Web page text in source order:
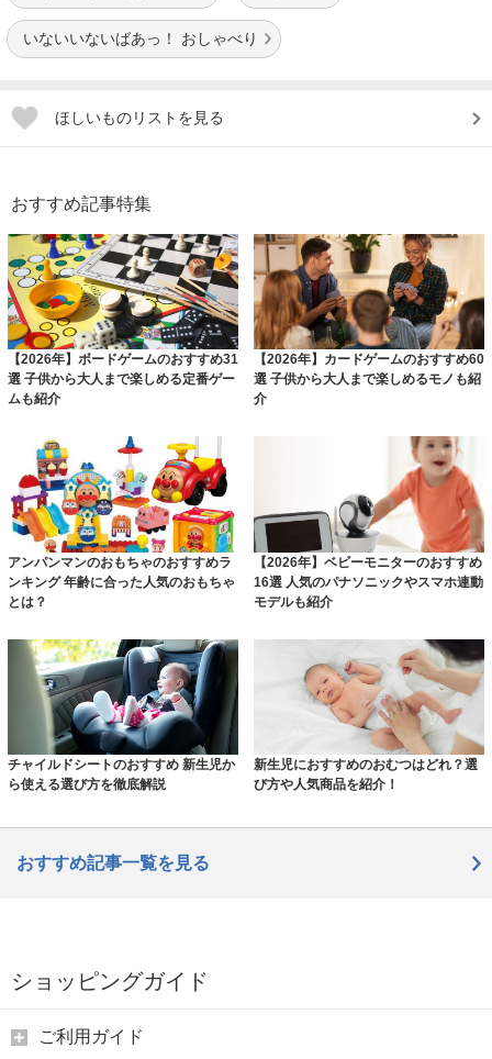
いないいないばあっ！ おしゃべり
ほしいものリストを見る
おすすめ記事特集
【2026年】ボードゲームのおすすめ31
選 子供から大人まで楽しめる定番ゲー
ムも紹介
【2026年】カードゲームのおすすめ60
選 子供から大人まで楽しめるモノも紹
介
アンパンマンのおもちゃのおすすめラ
ンキング 年齢に合った人気のおもちゃ
とは？
【2026年】ベビーモニターのおすすめ
16選 人気のパナソニックやスマホ連動
モデルも紹介
チャイルドシートのおすすめ 新生児か
ら使える選び方を徹底解説
新生児におすすめのおむつはどれ？選
び方や人気商品を紹介！
おすすめ記事一覧を見る
ショッピングガイド
ご利用ガイド